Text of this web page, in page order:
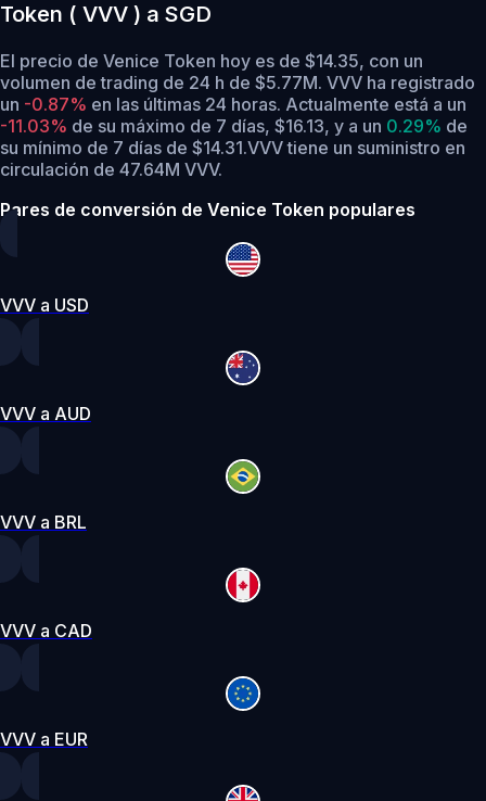
Token ( VVV ) a SGD
El precio de Venice Token hoy es de $14.35, con un
volumen de trading de 24 h de $5.77M. VVV ha registrado
un -0.87% en las últimas 24 horas. Actualmente está a un
-11.03% de su máximo de 7 días, $16.13, y a un 0.29% de
su mínimo de 7 días de $14.31.VVV tiene un suministro en
circulación de 47.64M VVV.
Pares de conversión de Venice Token populares
VVV a USD
VVV a AUD
VVV a BRL
VVV a CAD
VVV a EUR